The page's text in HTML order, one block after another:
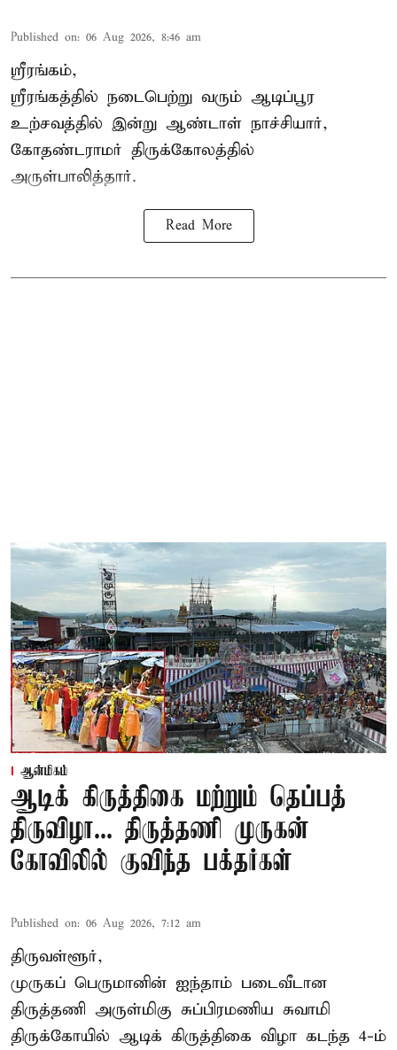
Published on: 06 Aug 2026, 8:46 am
ஸ்ரீரங்கம்,
ஸ்ரீரங்கத்தில் நடைபெற்று வரும் ஆடிப்பூர
உற்சவத்தில் இன்று ஆண்டாள் நாச்சியார்,
கோதண்டராமர் திருக்கோலத்தில்
அருள்பாலித்தார்.
Read More
ஆன்மிகம்
ஆடிக் கிருத்திகை மற்றும் தெப்பத்
திருவிழா... திருத்தணி முருகன்
கோவிலில் குவிந்த பக்தர்கள்
Published on: 06 Aug 2026, 7:12 am
திருவள்ளூர்,
முருகப் பெருமானின் ஐந்தாம் படைவீடான
திருத்தணி அருள்மிகு சுப்பிரமணிய சுவாமி
திருக்கோயில் ஆடிக் கிருத்திகை விழா கடந்த 4-ம்